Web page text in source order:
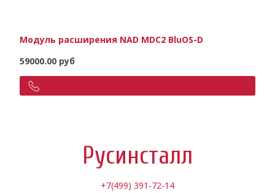
Модуль расширения NAD MDC2 BluOS-D
59000.00 руб
Русинсталл
+7(499) 391-72-14